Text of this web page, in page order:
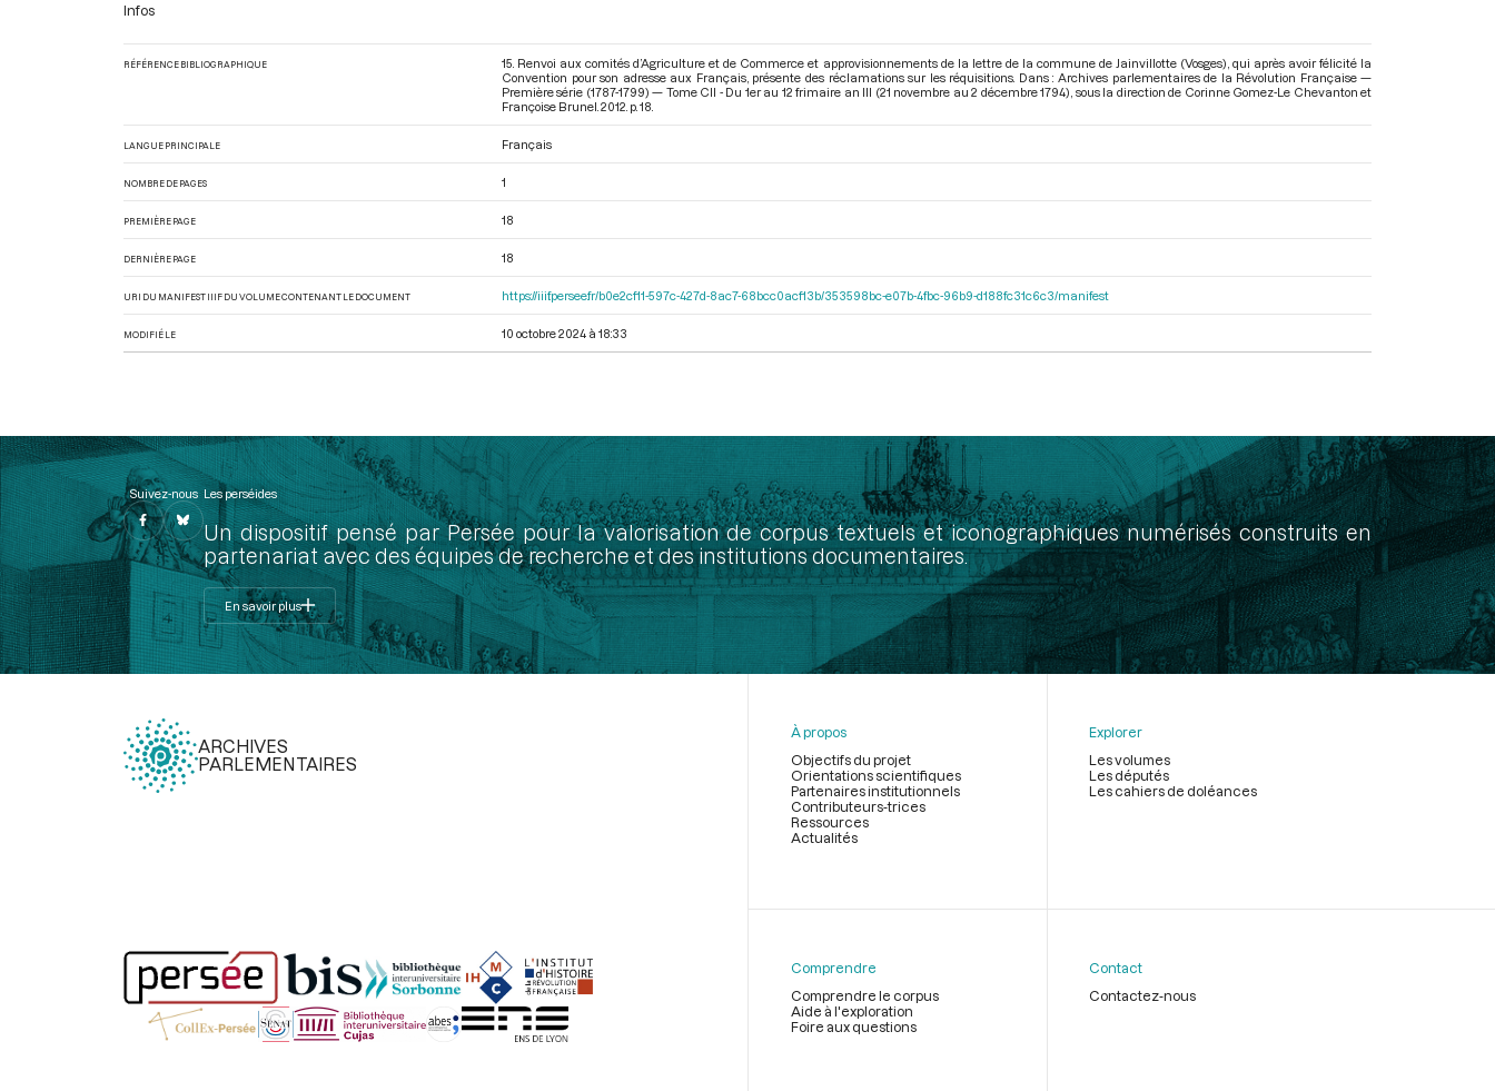
Infos
RÉFÉRENCE BIBLIOGRAPHIQUE
15. Renvoi aux comités d’Agriculture et de Commerce et approvisionnements de la lettre de la commune de Jainvillotte (Vosges), qui après avoir félicité la
Convention pour son adresse aux Français, présente des réclamations sur les réquisitions. Dans : Archives parlementaires de la Révolution Française —
Première série (1787-1799) — Tome CII - Du 1er au 12 frimaire an III (21 novembre au 2 décembre 1794) , sous la direction de Corinne Gomez-Le Chevanton et
Françoise Brunel. 2012. p. 18.
LANGUE PRINCIPALE Français
NOMBRE DE PAGES 1
PREMIÈRE PAGE 18
DERNIÈRE PAGE 18
URI DU MANIFEST IIIF DU VOLUME CONTENANT LE DOCUMENT https://iiif.persee.fr/b0e2cf11-597c-427d-8ac7-68bcc0acf13b/353598bc-e07b-4fbc-96b9-d188fc31c6c3/manifest
MODIFIÉ LE 10 octobre 2024 à 18:33
Suivez-nous Les perséides
Un dispositif pensé par Persée pour la valorisation de corpus textuels et iconographiques numérisés construits en
partenariat avec des équipes de recherche et des institutions documentaires.
En savoir plus
ARCHIVES
PARLEMENTAIRES
page
À propos
Objectifs du projet
Orientations scientifiques
Partenaires institutionnels
Contributeurs-trices
Ressources
Actualités
Explorer
Les volumes
Les députés
Les cahiers de doléances
Comprendre
Comprendre le corpus
Aide à l'exploration
Foire aux questions
Contact
Contactez-nous